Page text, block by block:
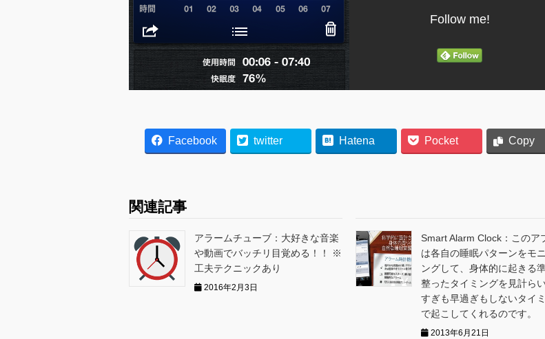
Follow me!
Facebook twitter Hatena Pocket Copy
関連記事
アラームチューブ：大好きな音楽
や動画でバッチリ目覚める！！ ※
工夫テクニックあり
2016年2月3日
Smart Alarm Clock：このア
は各自の睡眠パターンをモ
ングして、身体的に起きる
整ったタイミングを見計ら
すぎも早過ぎもしないタイ
で起こしてくれるのです。
2013年6月21日